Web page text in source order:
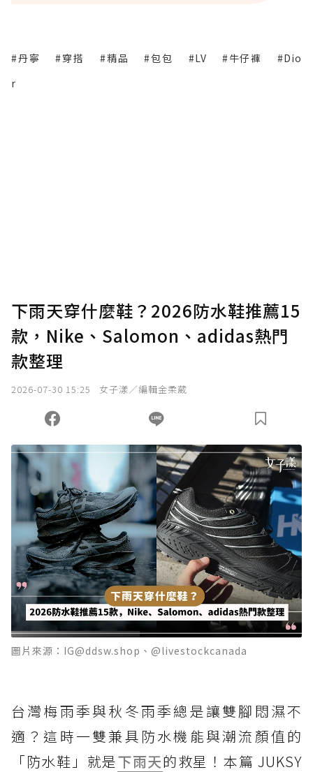
#丹寧 #穿搭 #精品 #包包 #LV #牛仔褲
#Dio
r
下雨天穿什麼鞋？2026防水鞋推薦15
款，Nike、Salomon、adidas熱門
款整理
2026-07-30 15:25 女子漾／編輯金柔葳
圖片來源：IG@ddsw.shop、@livestockcanada
台灣梅雨季與秋冬雨季總是讓雙腳悶濕不
適？這時一雙兼具防水機能與潮流顏值的
「防水鞋」就是下雨天的救星！本篇 JUKSY